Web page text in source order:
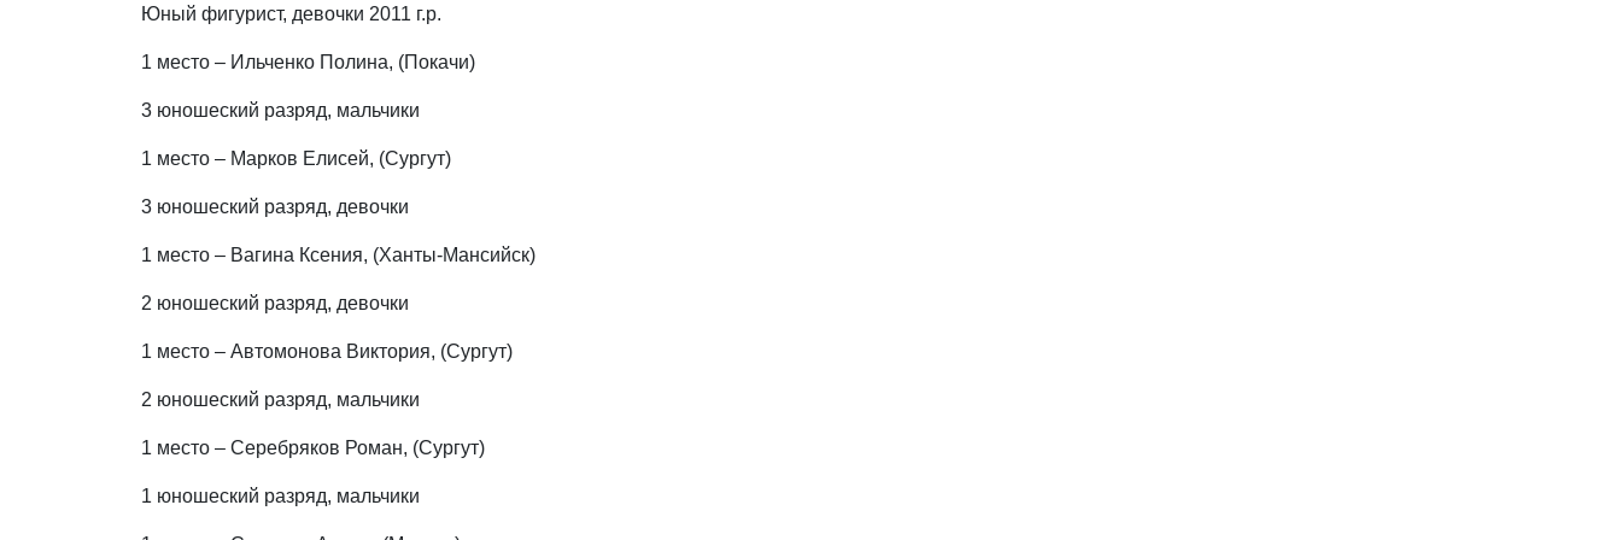
Юный фигурист, девочки 2011 г.р.
1 место – Ильченко Полина, (Покачи)
3 юношеский разряд, мальчики
1 место – Марков Елисей, (Сургут)
3 юношеский разряд, девочки
1 место – Вагина Ксения, (Ханты-Мансийск)
2 юношеский разряд, девочки
1 место – Автомонова Виктория, (Сургут)
2 юношеский разряд, мальчики
1 место – Серебряков Роман, (Сургут)
1 юношеский разряд, мальчики